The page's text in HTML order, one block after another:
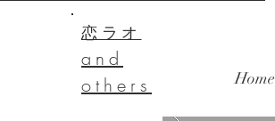
恋ラオ
and
others
Home